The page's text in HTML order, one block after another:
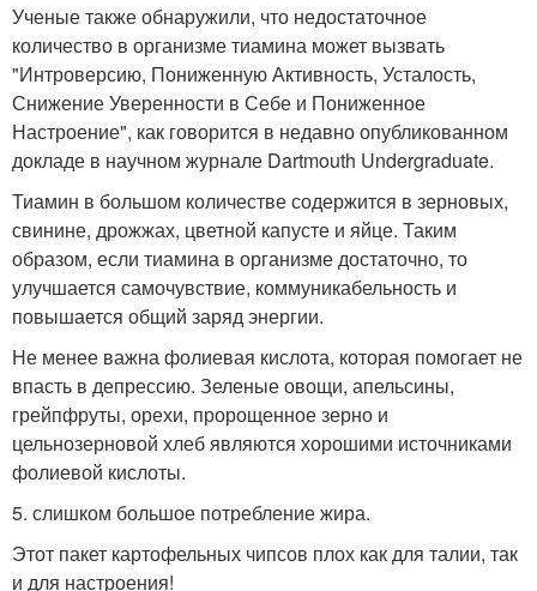
Ученые также обнаружили, что недостаточное
количество в организме тиамина может вызвать
"Интроверсию, Пониженную Активность, Усталость,
Снижение Уверенности в Себе и Пониженное
Настроение", как говорится в недавно опубликованном
докладе в научном журнале Dartmouth Undergraduate.
Тиамин в большом количестве содержится в зерновых,
свинине, дрожжах, цветной капусте и яйце. Таким
образом, если тиамина в организме достаточно, то
улучшается самочувствие, коммуникабельность и
повышается общий заряд энергии.
Не менее важна фолиевая кислота, которая помогает не
впасть в депрессию. Зеленые овощи, апельсины,
грейпфруты, орехи, пророщенное зерно и
цельнозерновой хлеб являются хорошими источниками
фолиевой кислоты.
5. слишком большое потребление жира.
Этот пакет картофельных чипсов плох как для талии, так
и для настроения!